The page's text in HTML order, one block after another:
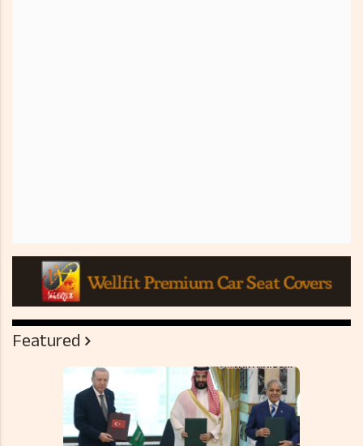
Featured